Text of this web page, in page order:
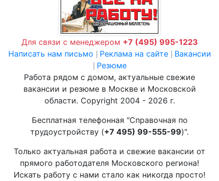
Для связи с менеджером +7 (495) 995-1223
Написать нам письмо
Реклама на сайте Вакансии
Резюме
Работа рядом с домом, актуальные свежие
вакансии и резюме в Москве и Московской
области. Copyright 2004 - 2026 г.
Бесплатная телефонная "Справочная по
трудоустройству (+7 495) 99-555-99)".
Только актуальная работа и свежие вакансии от
прямого работодателя Московского региона!
Искать работу с нами стало как никогда просто!